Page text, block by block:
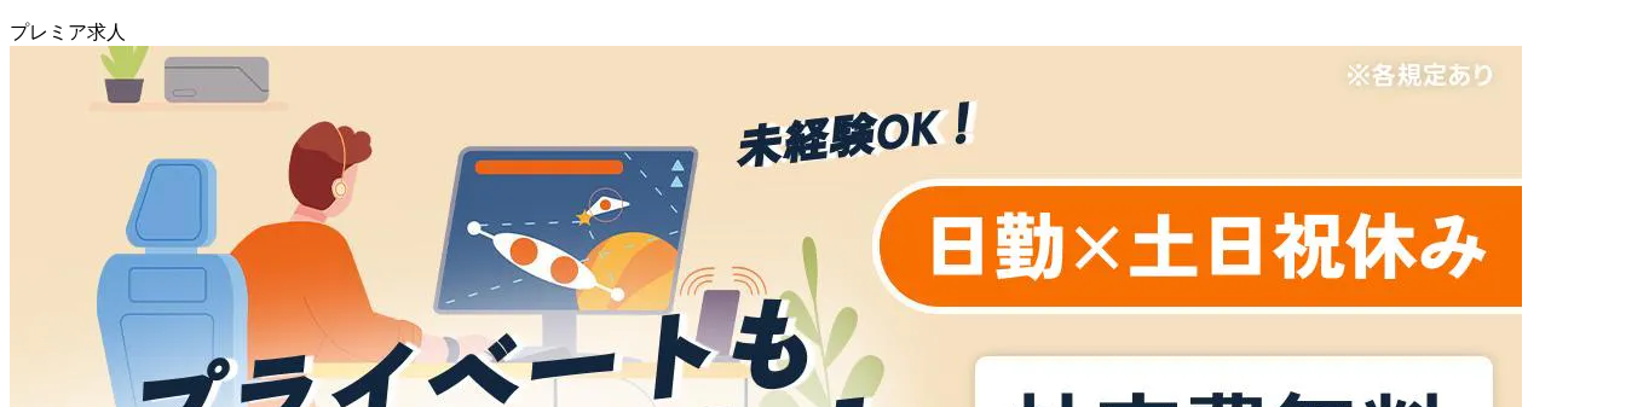
プレミア求人